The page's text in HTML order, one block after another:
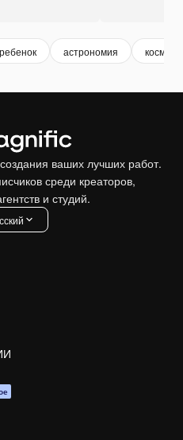
ребенок астрономия космос
ваших лучших работ.
среди креаторов,
и студий.